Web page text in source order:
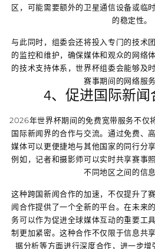
区，可能需要额外的卫星通信设备或临
的稳定性。
与此同时，组委会还将投入专门的技术
的监控和维护，确保媒体和观众的网络
的技术支持体系，世界杯组委会能够及
赛事期间的网络服务
4、促进国际新闻
2026年世界杯期间的免费宽带服务不仅
国际新闻界的合作与交流。通过免费、
媒体可以更便捷地与其他国家的同行分
例如，记者和摄影师可以实时共享赛事
不同地区之间的信息
这种跨国新闻合作的加速，不仅提升了
闻合作提供了一个全新的平台。在未来
务可以作为促进全球媒体互动的重要工
制更加紧密。这种合作不仅限于信息共
据分析等方面进行深度合作，进一步